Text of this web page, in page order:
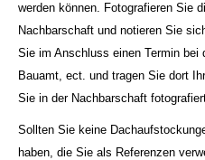
werden können. Fotografieren Sie
Nachbarschaft und notieren Sie
Sie im Anschluss einen Termin bei
Bauamt, ect. und tragen Sie dort
Sie in der Nachbarschaft
Sollten Sie keine
haben, die Sie als Referenzen